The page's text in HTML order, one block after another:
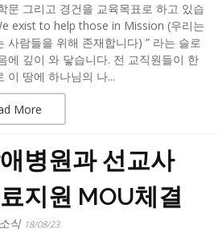
문 그리고 경건을 교육목표로 하고 있습
exist to help those in Mission (우리는
사람들을 위해 존재합니다) ” 라는 슬로
에 깊이 와 닿습니다. 전 교직원들이 한
이 땅에 하나님의 나...
More
병원과 선교사
지원 MOU체결
식 18/08/23